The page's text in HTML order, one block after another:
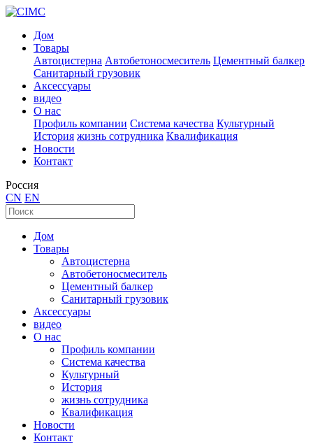
Дом
Товары
Автоцистерна Автобетоносмеситель Цементный балкер
Санитарный грузовик
Аксессуары
видео
О нас
Профиль компании Система качества Культурный
История жизнь сотрудника Квалификация
Новости
Контакт
Россия
CN EN
Дом
Товары
Автоцистерна
Автобетоносмеситель
Цементный балкер
Санитарный грузовик
Аксессуары
видео
О нас
Профиль компании
Система качества
Культурный
История
жизнь сотрудника
Квалификация
Новости
Контакт